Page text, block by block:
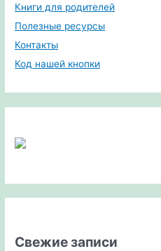
Книги для родителей
Полезные ресурсы
Контакты
Код нашей кнопки
Свежие записи